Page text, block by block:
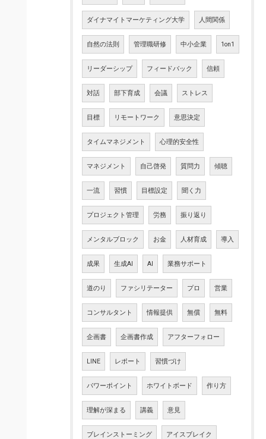
ダイナマイトマーケティング大学 人間関係
自然の法則 管理職研修 中小企業 1on1
リーダーシップ フィードバック 信頼
対話 部下育成 会議 ストレス
目標 リモートワーク 意思決定
タイムマネジメント 心理的安全性
マネジメント 自己啓発 質問力 傾聴
一流 習慣 目標設定 聞く力
プロジェクト管理 労務 振り返り
メンタルブロック お金 人材育成 導入
成果 生成AI AI 業務サポート
道のり ファシリテーター プロ 営業
コンサルタント 情報提供 無償 無料
企画書 企画書作成 アフターフォロー
LINE レポート 習慣づけ
パワーポイント ホワイトボード 作り方
理解が深まる 講義 意見
ブレインストーミング アイスブレイク